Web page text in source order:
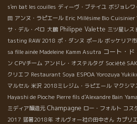
s'en bat les couilles ディーヴ・ブテイユ ボジョレ
田 アンヌ・ラピエール Eric Millésime Bio Cuisinier
サ・デル・ぺロ 大鵬 Philippe Valette 三ツ星レス
tasting RAW 2018 ポ・ダンヌ ポール ボッケリア
sa fille ainée Madeleine Kamm Asutra コート・
ン CPVチーム アンドレ・オステルタグ Société
クリエフ Restaurant Soya ESPOA Yorozuya
マルセル 米沢 2018ミレジム・ラピエール マクシマ
Hayashi de Pioche Pierre fils d'Alexandre Bain
ミディア醸造元 Champagne ロー・フォルト コス
2017 猛暑2018年 オルヴォー社の田中さん カプリ